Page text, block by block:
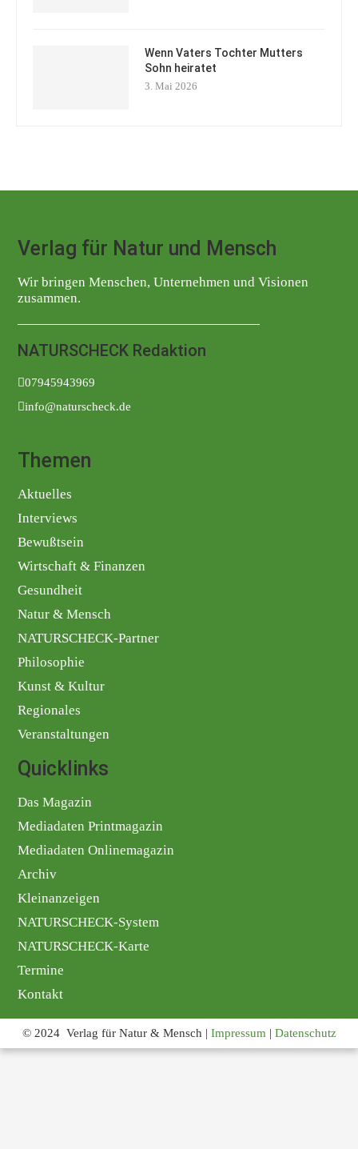
Wenn Vaters Tochter Mutters
Sohn heiratet
3. Mai 2026
Verlag für Natur und Mensch
Wir bringen Menschen, Unternehmen und Visionen
zusammen.
NATURSCHECK Redaktion
07945943969
info@naturscheck.de
Themen
Aktuelles
Interviews
Bewußtsein
Wirtschaft & Finanzen
Gesundheit
Natur & Mensch
NATURSCHECK-Partner
Philosophie
Kunst & Kultur
Regionales
Veranstaltungen
Quicklinks
Das Magazin
Mediadaten Printmagazin
Mediadaten Onlinemagazin
Archiv
Kleinanzeigen
NATURSCHECK-System
NATURSCHECK-Karte
Termine
Kontakt
© 2024 Verlag für Natur & Mensch | Impressum | Datenschutz